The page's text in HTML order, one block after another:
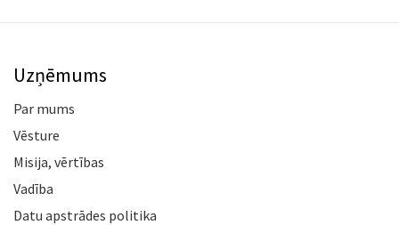
Uzņēmums
Par mums
Vēsture
Misija, vērtības
Vadība
Datu apstrādes politika